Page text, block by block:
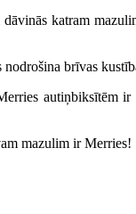
katram
brīvas
autiņbiksītēm
mazulim ir Merries!